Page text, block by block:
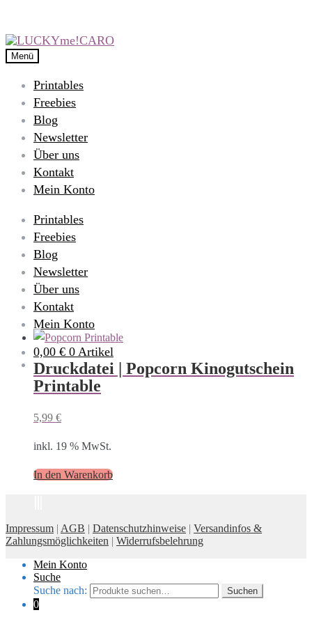
Menü
Printables
Freebies
Blog
Newsletter
Über uns
Kontakt
Mein Konto
Printables
Freebies
Blog
Newsletter
Über uns
Kontakt
Mein Konto
0,00 € 0 Artikel
Druckdatei | Popcorn Kinogutschein
Printable
5,99 €
inkl. 19 % MwSt.
In den Warenkorb
Impressum | AGB | Datenschutzhinweise | Versandinfos &
Zahlungsmöglichkeiten | Widerrufsbelehrung
Mein Konto
Suche
Suche nach:
Suchen
0